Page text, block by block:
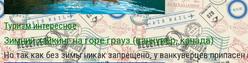
Туризм интересное
Зимний хайкинг на горе грауз (ванкувер, канада)
Но так как без зимы никак запрещено, у ванкуверцев